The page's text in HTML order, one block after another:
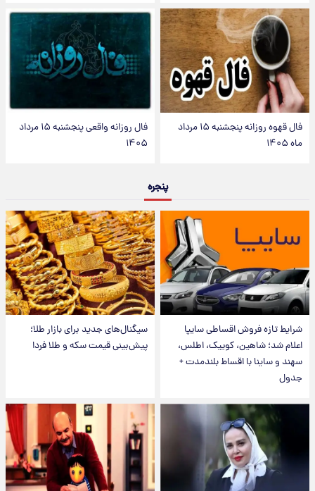
فال قهوه روزانه پنجشنبه ۱۵ مرداد
ماه ۱۴۰۵
فال روزانه واقعی پنجشنبه ۱۵ مرداد
۱۴۰۵
پنجره
شرایط تازه فروش اقساطی سایپا
اعلام شد؛ شاهین، کوییک، اطلس،
سهند و ساینا با اقساط بلندمدت +
جدول
سیگنال‌های جدید برای بازار طلا؛
پیش‌بینی قیمت سکه و طلا فردا